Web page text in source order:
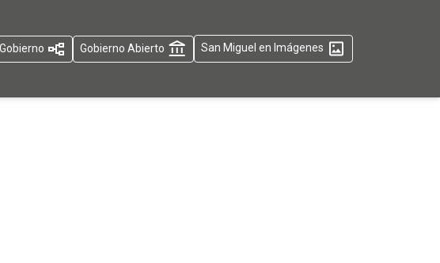
Gobierno Abierto San Miguel en Imágenes